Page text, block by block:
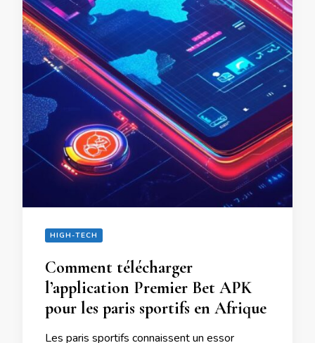
HIGH-TECH
Comment télécharger
l’application Premier Bet APK
pour les paris sportifs en Afrique
Les paris sportifs connaissent un essor